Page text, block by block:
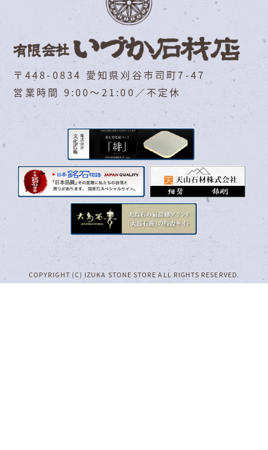
〒448-0834 愛知県刈谷市司町7-47
営業時間 9:00～21:00／不定休
COPYRIGHT (C) IZUKA STONE STORE ALL RIGHTS RESERVED.